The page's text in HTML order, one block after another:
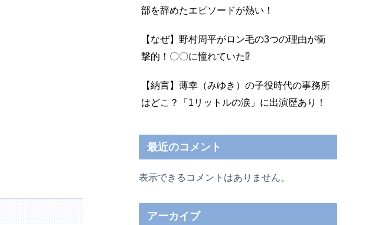
部を辞めたエピソードが熱い！
【なぜ】野村周平がロン毛の3つの理由が衝
撃的！〇〇に憧れていた⁉
【納言】薄幸（みゆき）の子役時代の事務所
はどこ？「1リットルの涙」に出演歴あり！
最近のコメント
表示できるコメントはありません。
アーカイブ